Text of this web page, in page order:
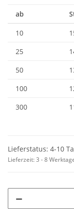
ab
10
25
50
100
300
Lieferstatus: 4-10
Lieferzeit:3 - 8